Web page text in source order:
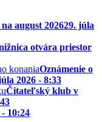
august 202629. júla
otvára priestor
Oznámenie o
2026 - 8:33
Čitateľský klub v
10:24